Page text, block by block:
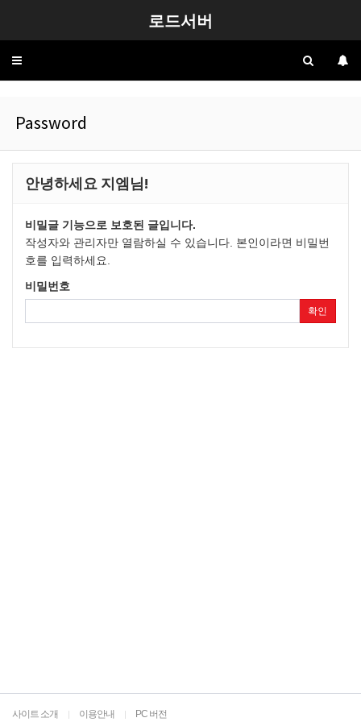
로드서버
Toggle
Password
안녕하세요 지엠님!
비밀글 기능으로 보호된 글입니다.
작성자와 관리자만 열람하실 수 있습니다. 본인이라면 비밀번
호를 입력하세요.
비밀번호
확인
사이트 소개 | 이용안내 | PC 버전